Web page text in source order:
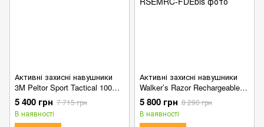
Активні захисні навушники
3M Peltor Sport Tactical 100
чорні
5 400 грн 7 715 грн
В наявності
Активні захисні навушники
Walker’s Razor Rechargeable з
вбудованим акумулятором
олива
5 800 грн 8 290 грн
В наявності